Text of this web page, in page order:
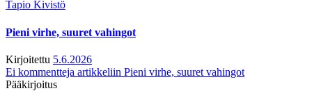
Tapio Kivistö
Pieni virhe, suuret vahingot
Kirjoitettu 5.6.2026
Ei kommentteja artikkeliin Pieni virhe, suuret vahingot
Pääkirjoitus